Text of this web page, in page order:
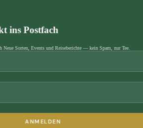
ins Postfach
Neue Sorten, Events und Reiseberichte — kein Spam, nur Tee.
ANMELDEN